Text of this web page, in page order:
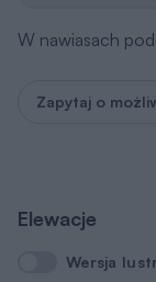
W nawiasach
Zapytaj o
Elewacje
Wersja lustrzana
Wersja